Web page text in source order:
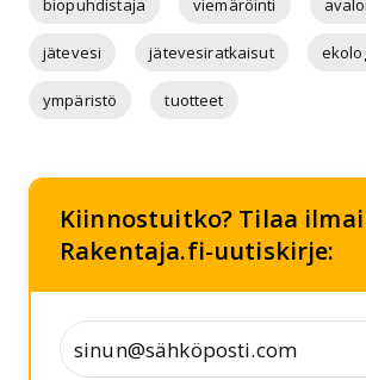
jätevesi jätevesiratkaisut
ympäristö tuotteet
Kiinnostuitko? Tilaa
Rakentaja.fi-uutiskirje: